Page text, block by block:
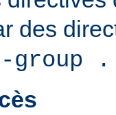
des
group